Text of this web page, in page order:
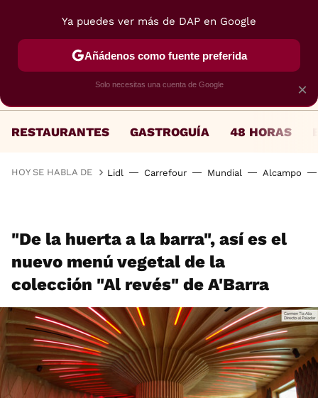
RESTAURANTES GASTROGUÍA 48 HORAS
HOY SE HABLA DE Lidl Carrefour Mundial Alcampo
"De la huerta a la barra", así es el
nuevo menú vegetal de la
colección "Al revés" de A'Barra
×
Ya puedes ver más de DAP en Google
Añádenos como fuente preferida
Solo necesitas una cuenta de Google